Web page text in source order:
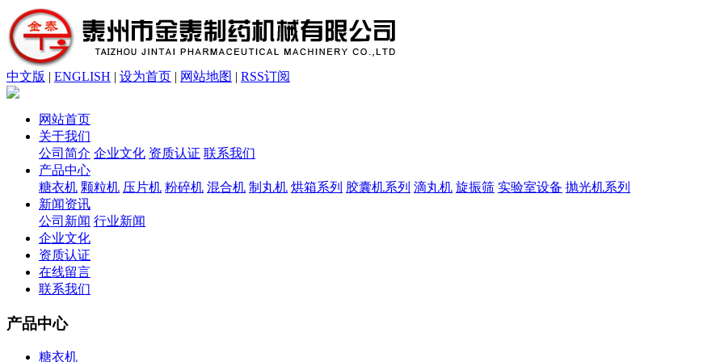
中文版 | ENGLISH | 设为首页 | 网站地图 | RSS订阅
网站首页
关于我们
公司简介 企业文化 资质认证 联系我们
产品中心
糖衣机 颗粒机 压片机 粉碎机 混合机 制丸机 烘箱系列 胶囊机系列 滴丸机 旋振筛 实验室设备 抛光机系列
新闻资讯
公司新闻 行业新闻
企业文化
资质认证
在线留言
联系我们
产品中心
糖衣机